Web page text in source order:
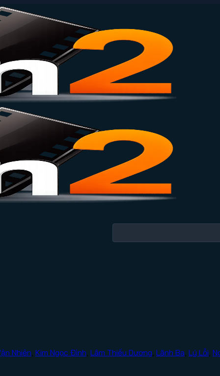
Nhiên Kim Ngọc Đình Lâm Thiếu Dương Lãnh Ba Lý Lỗi